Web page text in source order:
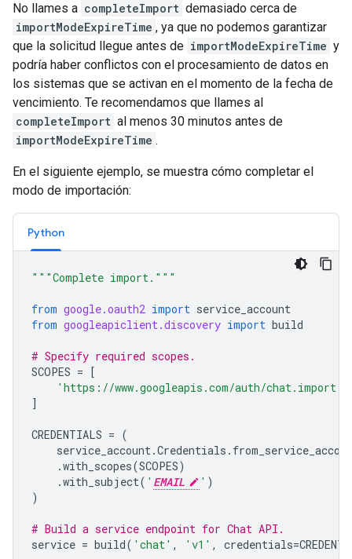
No llames a completeImport demasiado cerca de
importModeExpireTime , ya que no podemos garantizar
que la solicitud llegue antes de importModeExpireTime y
podría haber conflictos con el procesamiento de datos en
los sistemas que se activan en el momento de la fecha de
vencimiento. Te recomendamos que llames al
completeImport al menos 30 minutos antes de
importModeExpireTime .
En el siguiente ejemplo, se muestra cómo completar el
modo de importación:
Python
"""Complete import."""
from google.oauth2 import service_account
from googleapiclient.discovery import build
# Specify required scopes.
SCOPES = [
'https://www.googleapis.com/auth/chat.import'
]
CREDENTIALS = (
service_account.Credentials .
.with_scopes(SCOPES)
.with_subject( ' EMAIL ' )
)
# Build a service endpoint for Chat API.
service = build( 'chat' , 'v1' , credentials=